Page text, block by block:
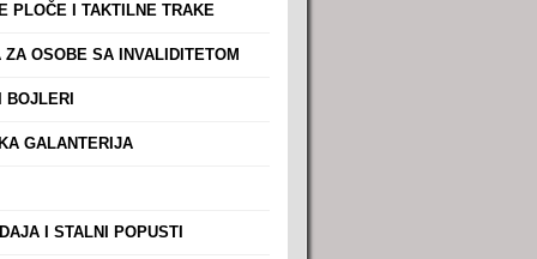
PLOČE I TAKTILNE TRAKE
OSOBE SA INVALIDITETOM
GALANTERIJA
I STALNI POPUSTI